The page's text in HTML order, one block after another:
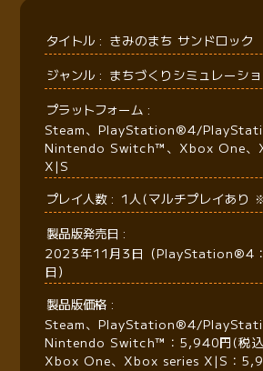
タイトル
きみのまち サンドロック
ジャンル
まちづくりシミュレーシ
プラットフォーム
Steam、PlayStation®4/
Nintendo Switch™、Xbox One、
X|S
プレイ人数
1人(マルチプレイあり
製品版発売日
2023年11月3日（PlayStation®4
日）
製品版価格
Steam、PlayStation®4/
Nintendo Switch™：5,940円(税
Xbox One、Xbox series X|S：